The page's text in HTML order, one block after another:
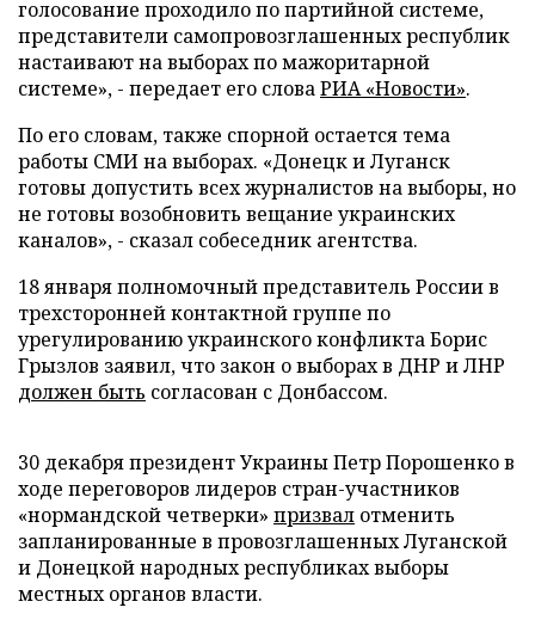
голосование проходило по партийной системе,
представители самопровозглашенных республик
настаивают на выборах по мажоритарной
системе», - передает его словаРИА «Новости».
По его словам, также спорной остается тема
работы СМИ на выборах. «Донецк и Луганск
готовы допустить всех журналистов на выборы, но
не готовы возобновить вещание украинских
каналов», - сказал собеседник агентства.
18 января полномочный представитель России в
трехсторонней контактной группе по
урегулированию украинского конфликта Борис
Грызлов заявил, что закон о выборах в ДНР и ЛНР
должен быть согласован с Донбассом.
30 декабря президент Украины Петр Порошенко в
ходе переговоров лидеров стран-участников
«нормандской четверки» призвал отменить
запланированные в провозглашенных Луганской
и Донецкой народных республиках выборы
местных органов власти.